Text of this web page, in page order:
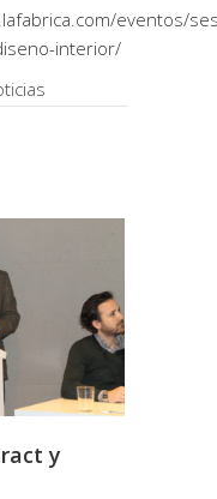
eventos/
interior/
y